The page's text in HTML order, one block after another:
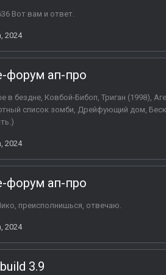
Вот вам и ответ.
2024
форум ап-про
в бездне, Ковбой-Бибоп, Триган (1998),
список зомби, Дрейфующий дом,
2024
форум ап-про
преисполнишься, отвечаю.
2024
3.9